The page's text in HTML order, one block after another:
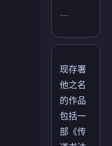
…
现存署
他之名
的作品
包括一
部《传